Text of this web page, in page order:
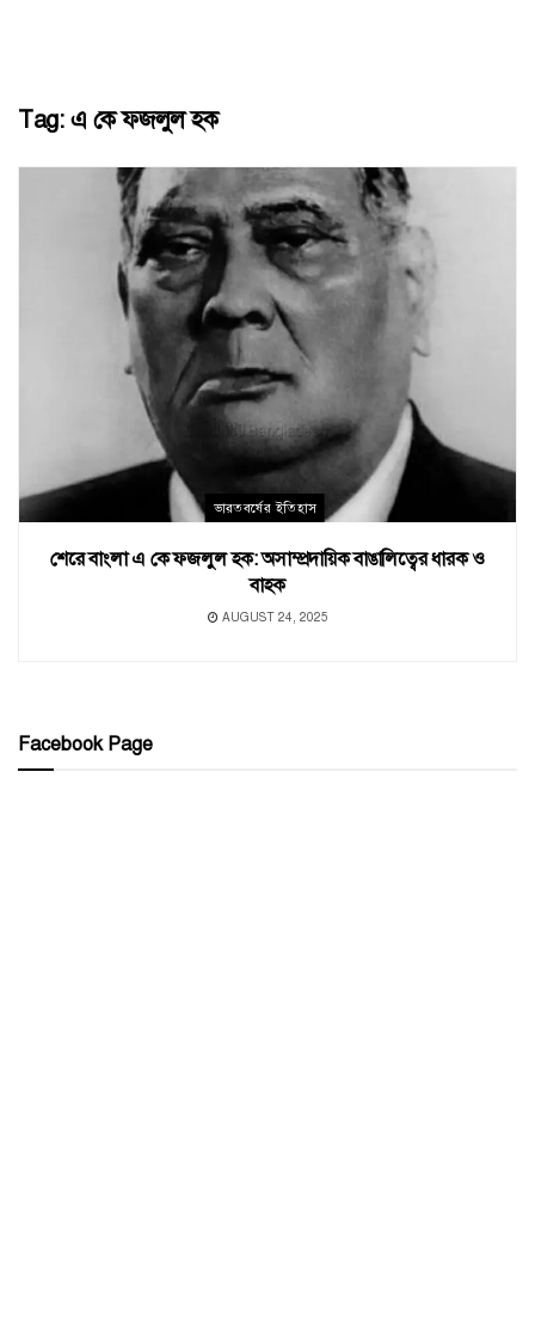
Tag: এ কে ফজলুল হক
ভারতবর্ষের ইতিহাস
শেরে বাংলা এ কে ফজলুল হক: অসাম্প্রদায়িক বাঙালিত্বের ধারক ও
বাহক
AUGUST 24, 2025
Facebook Page